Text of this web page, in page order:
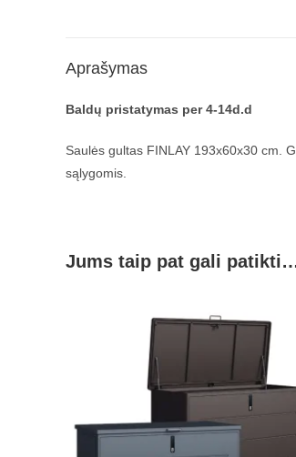
Aprašymas
Baldų pristatymas per 4-14d.d
Saulės gultas FINLAY 193x60x30 cm.
sąlygomis.
Jums taip pat gali